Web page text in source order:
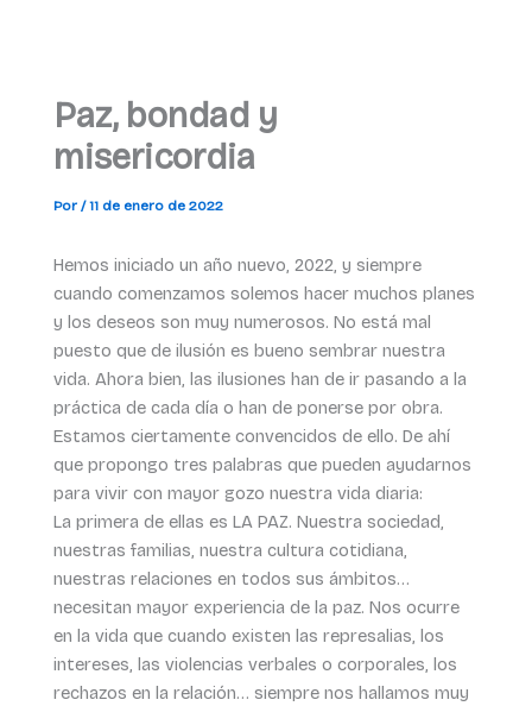
Paz, bondad y
misericordia
Por /11 de enero de 2022
Hemos iniciado un año nuevo, 2022, y siempre
cuando comenzamos solemos hacer muchos planes
y los deseos son muy numerosos. No está mal
puesto que de ilusión es bueno sembrar nuestra
vida. Ahora bien, las ilusiones han de ir pasando a la
práctica de cada día o han de ponerse por obra.
Estamos ciertamente convencidos de ello. De ahí
que propongo tres palabras que pueden ayudarnos
para vivir con mayor gozo nuestra vida diaria:
La primera de ellas es LA PAZ. Nuestra sociedad,
nuestras familias, nuestra cultura cotidiana,
nuestras relaciones en todos sus ámbitos…
necesitan mayor experiencia de la paz. Nos ocurre
en la vida que cuando existen las represalias, los
intereses, las violencias verbales o corporales, los
rechazos en la relación… siempre nos hallamos muy